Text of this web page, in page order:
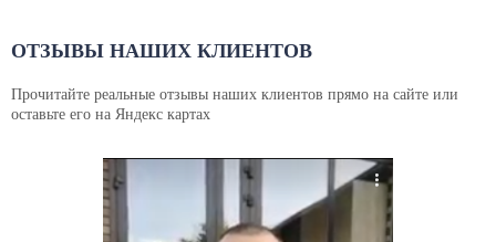
ОТЗЫВЫ НАШИХ КЛИЕНТОВ
Прочитайте реальные отзывы наших клиентов прямо на сайте или
оставьте его на Яндекс картах